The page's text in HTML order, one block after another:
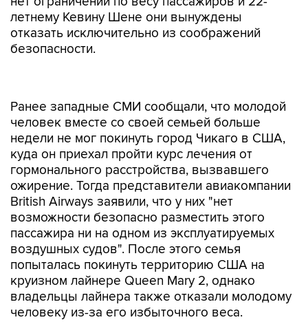
летнему Кевину Шене они вынуждены
отказать исключительно из соображений
безопасности.
Ранее западные СМИ сообщали, что молодой
человек вместе со своей семьей больше
недели не мог покинуть город Чикаго в США,
куда он приехал пройти курс лечения от
гормонального расстройства, вызвавшего
ожирение. Тогда представители авиакомпании
British Airways заявили, что у них "нет
возможности безопасно разместить этого
пассажира ни на одном из эксплуатируемых
воздушных судов". После этого семья
попыталась покинуть территорию США на
круизном лайнере Queen Mary 2, однако
владельцы лайнера также отказали молодому
человеку из-за его избыточного веса.